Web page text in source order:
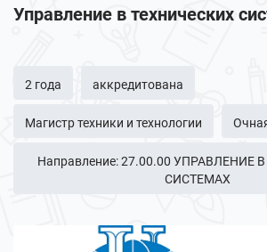
Управление в технических
2 года аккредитована
Магистр техники и технологии
Направление: 27.00.00 УПРАВЛЕНИЕ
СИСТЕМАХ